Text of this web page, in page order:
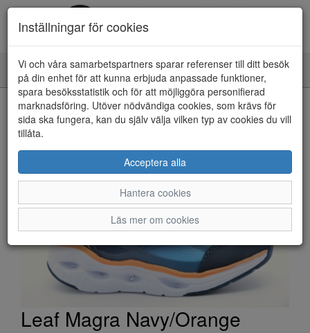
Toggle
navigation
HEM
Leaf Magra Navy/Orange
Inställningar för cookies
Vi och våra samarbetspartners sparar referenser till ditt besök
på din enhet för att kunna erbjuda anpassade funktioner,
spara besöksstatistik och för att möjliggöra personifierad
marknadsföring. Utöver nödvändiga cookies, som krävs för
sida ska fungera, kan du själv välja vilken typ av cookies du vill
tillåta.
Acceptera alla
Hantera cookies
Läs mer om cookies